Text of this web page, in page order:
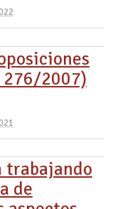
276/2007)
trabajando
de